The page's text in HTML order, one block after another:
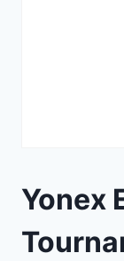
Yonex